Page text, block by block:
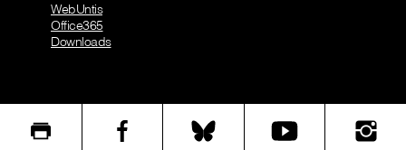
WebUntis
Office365
Downloads